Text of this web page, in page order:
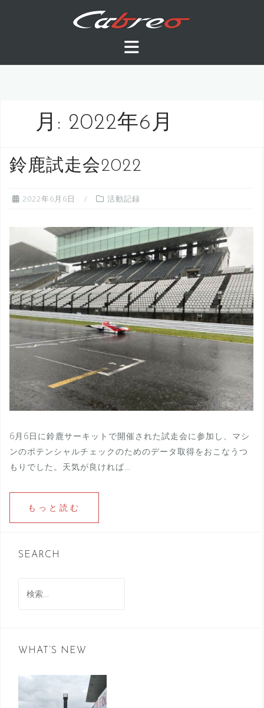
ツ
月: 2022年6月
鈴鹿試走会2022
2022年6月6日 活動記録
6月6日に鈴鹿サーキットで開催された試走会に参加し、マシ
ンのポテンシャルチェックのためのデータ取得をおこなうつ
もりでした。天気が良ければ…
もっと読む
SEARCH
索:
WHAT’S NEW